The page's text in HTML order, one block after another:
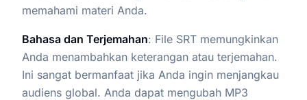
memahami materi Anda.
Bahasa dan Terjemahan: File SRT memungkinkan
Anda menambahkan keterangan atau terjemahan.
Ini sangat bermanfaat jika Anda ingin menjangkau
audiens global. Anda dapat mengubah MP3